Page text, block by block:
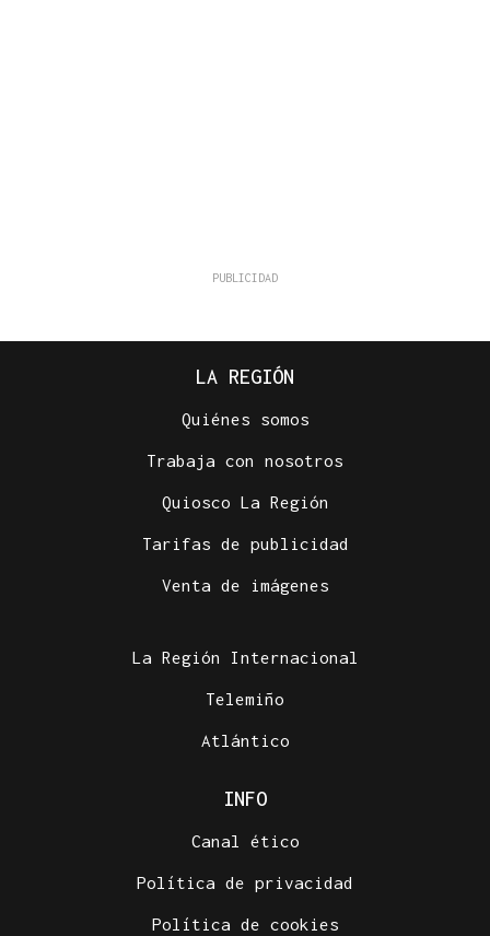
LA REGIÓN
Quiénes somos
Trabaja con nosotros
Quiosco La Región
Tarifas de publicidad
Venta de imágenes
La Región Internacional
Telemiño
Atlántico
INFO
Canal ético
Política de privacidad
Política de cookies